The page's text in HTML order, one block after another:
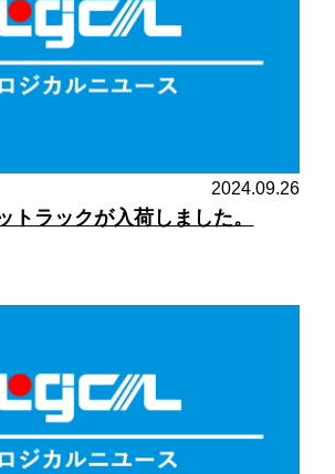
2024.09.26
トラックが入荷しました。